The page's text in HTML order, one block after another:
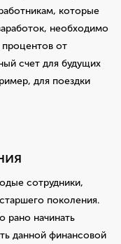
которые
необходимо
от
счет для будущих
для поездки
сотрудники,
поколения.
рано начинать
данной финансовой